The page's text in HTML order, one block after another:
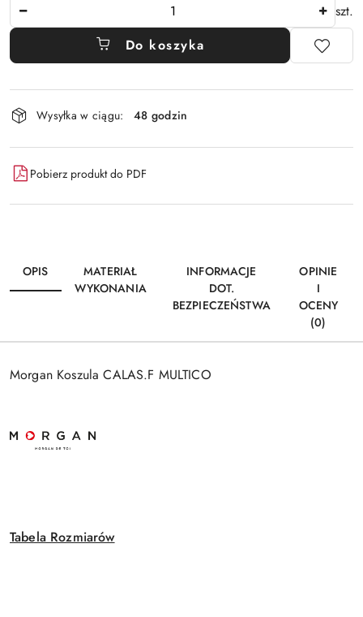
szt.
Do koszyka
Dostępność
i
dostawa
Wysyłka w ciągu: 48 godzin
Pobierz produkt do PDF
OPIS
MATERIAŁ
WYKONANIA
INFORMACJE
DOT.
BEZPIECZEŃSTWA
OPINIE
I
OCENY
(0)
Morgan Koszula CALAS.F MULTICO
Tabela Rozmiarów